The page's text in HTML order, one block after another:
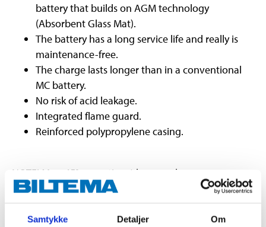
Samtykke Detaljer Om
battery that builds on AGM technology
(Absorbent Glass Mat).
The battery has a long service life and really is
maintenance-free.
The charge lasts longer than in a conventional
MC battery.
No risk of acid leakage.
Integrated flame guard.
Reinforced polypropylene casing.
NOTE! Max. 45° mounting /slope angle.
Technical specifications